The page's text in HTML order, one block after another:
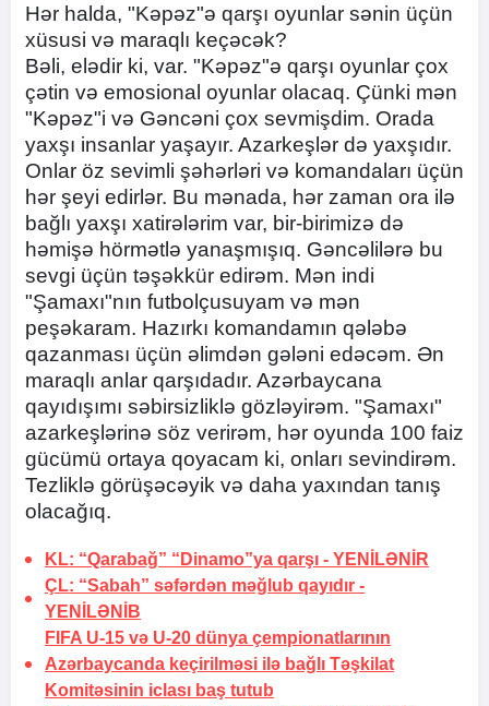
Hər halda, "Kəpəz"ə qarşı oyunlar sənin üçün
xüsusi və maraqlı keçəcək?
Bəli, elədir ki, var. "Kəpəz"ə qarşı oyunlar çox
çətin və emosional oyunlar olacaq. Çünki mən
"Kəpəz"i və Gəncəni çox sevmişdim. Orada
yaxşı insanlar yaşayır. Azarkeşlər də yaxşıdır.
Onlar öz sevimli şəhərləri və komandaları üçün
hər şeyi edirlər. Bu mənada, hər zaman ora ilə
bağlı yaxşı xatirələrim var, bir-birimizə də
həmişə hörmətlə yanaşmışıq. Gəncəlilərə bu
sevgi üçün təşəkkür edirəm. Mən indi
"Şamaxı"nın futbolçusuyam və mən
peşəkaram. Hazırkı komandamın qələbə
qazanması üçün əlimdən gələni edəcəm. Ən
maraqlı anlar qarşıdadır. Azərbaycana
qayıdışımı səbirsizliklə gözləyirəm. "Şamaxı"
azarkeşlərinə söz verirəm, hər oyunda 100 faiz
gücümü ortaya qoyacam ki, onları sevindirəm.
Tezliklə görüşəcəyik və daha yaxından tanış
olacağıq.
KL: “Qarabağ” “Dinamo”ya qarşı - YENİLƏNİR
ÇL: “Sabah” səfərdən məğlub qayıdır -
YENİLƏNİB
FIFA U-15 və U-20 dünya çempionatlarının
Azərbaycanda keçirilməsi ilə bağlı Təşkilat
Komitəsinin iclası baş tutub